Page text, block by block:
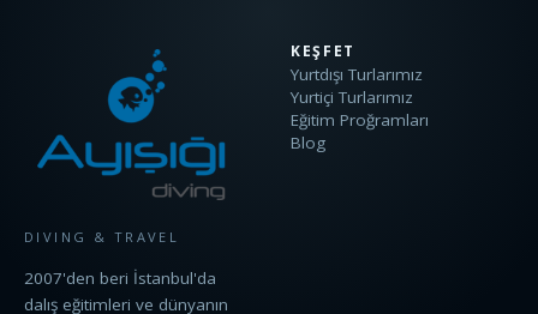
DIVING & TRAVEL
2007'den beri İstanbul'da
dalış eğitimleri ve dünyanın
KEŞFET
Yurtdışı Turlarımız
Yurtiçi Turlarımız
Eğitim Proğramları
Blog